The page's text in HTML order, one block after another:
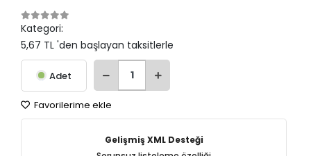
Kategori:
5,67 TL 'den başlayan taksitlerle
Adet
Favorilerime ekle
Gelişmiş XML Desteği